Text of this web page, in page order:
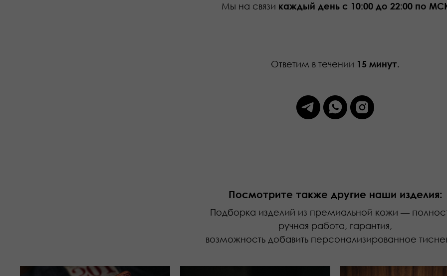
Мы на связи каждый день с 10:00 до 22:00 по
Ответим в течении 15 минут.
Посмотрите также другие наши изделия:
Подборка изделий из премиальной кожи —
ручная работа, гарантия,
возможность добавить персонализированное